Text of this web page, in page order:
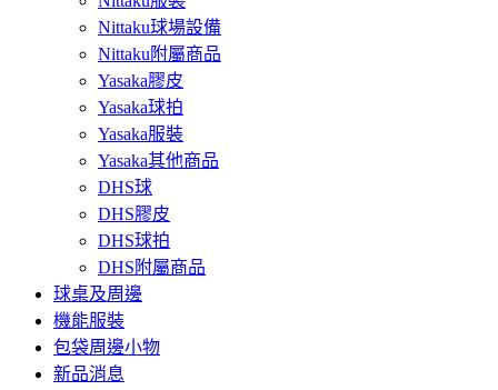
Nittaku球場設備
Nittaku附屬商品
Yasaka膠皮
Yasaka球拍
Yasaka服裝
Yasaka其他商品
DHS球
DHS膠皮
DHS球拍
DHS附屬商品
球桌及周邊
機能服裝
包袋周邊小物
新品消息